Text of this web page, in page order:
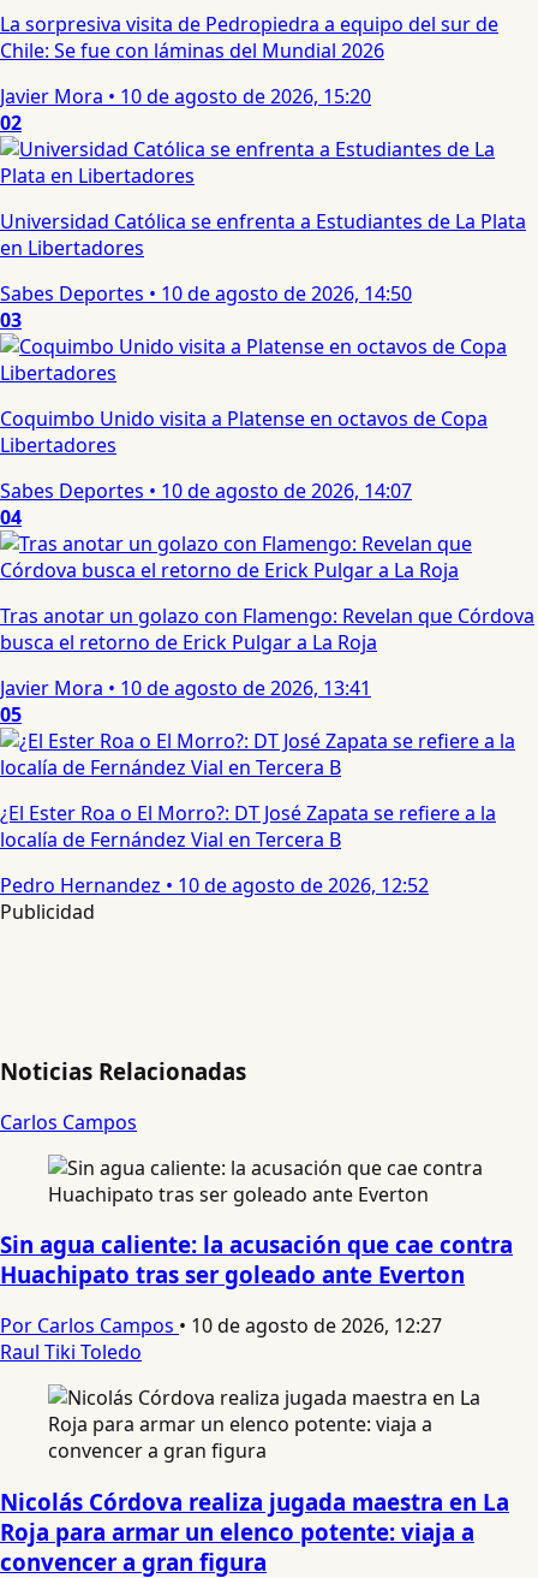
La sorpresiva visita de Pedropiedra a equipo del sur de
Chile: Se fue con láminas del Mundial 2026
Javier Mora • 10 de agosto de 2026, 15:20
02
Universidad Católica se enfrenta a Estudiantes de La Plata
en Libertadores
Sabes Deportes • 10 de agosto de 2026, 14:50
03
Coquimbo Unido visita a Platense en octavos de Copa
Libertadores
Sabes Deportes • 10 de agosto de 2026, 14:07
04
Tras anotar un golazo con Flamengo: Revelan que Córdova
busca el retorno de Erick Pulgar a La Roja
Javier Mora • 10 de agosto de 2026, 13:41
05
¿El Ester Roa o El Morro?: DT José Zapata se refiere a la
localía de Fernández Vial en Tercera B
Pedro Hernandez • 10 de agosto de 2026, 12:52
Publicidad
Noticias Relacionadas
Carlos Campos
Sin agua caliente: la acusación que cae contra
Huachipato tras ser goleado ante Everton
Por Carlos Campos • 10 de agosto de 2026, 12:27
Raul Tiki Toledo
Nicolás Córdova realiza jugada maestra en La
Roja para armar un elenco potente: viaja a
convencer a gran figura